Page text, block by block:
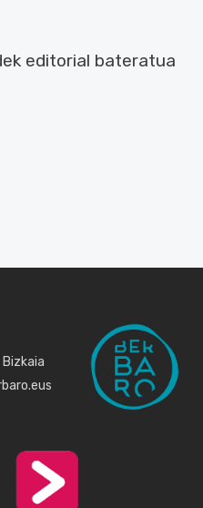
editorial bateratua